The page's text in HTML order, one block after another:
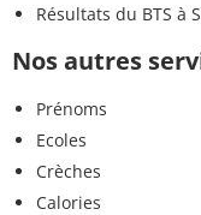
Résultats du BTS à
Nos autres
Prénoms
Ecoles
Crèches
Calories